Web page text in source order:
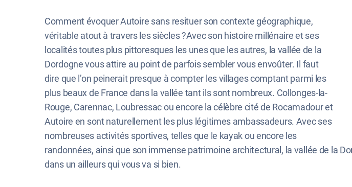
Comment évoquer Autoire sans resituer son contexte géographique,
véritable atout à travers les siècles ?Avec son histoire millénaire et ses
localités toutes plus pittoresques les unes que les autres, la vallée de la
Dordogne vous attire au point de parfois sembler vous envoûter. Il faut
dire que l’on peinerait presque à compter les villages comptant parmi les
plus beaux de France dans la vallée tant ils sont nombreux. Collonges-la-
Rouge, Carennac, Loubressac ou encore la célèbre cité de Rocamadour et
Autoire en sont naturellement les plus légitimes ambassadeurs. Avec ses
nombreuses activités sportives, telles que le kayak ou encore les
randonnées, ainsi que son immense patrimoine architectural, la vallée de la
dans un ailleurs qui vous va si bien.